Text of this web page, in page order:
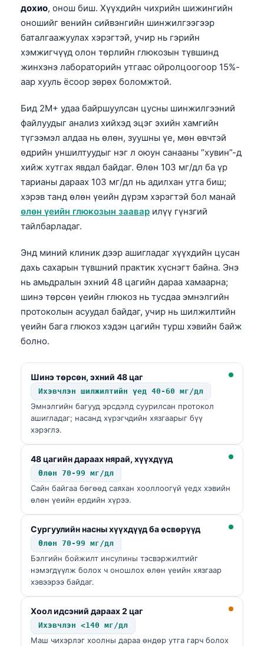
дохио, онош биш. Хүүхдийн чихрийн шижингийн
оношийг венийн сийвэнгийн шинжилгээгээр
баталгаажуулах хэрэгтэй, учир нь гэрийн
хэмжигчүүд олон төрлийн глюкозын түвшинд
жинхэнэ лабораторийн утгаас ойролцоогоор 15%-
аар хууль ёсоор зөрөх боломжтой.
Бид 2M+ удаа байршуулсан цусны шинжилгээний
файлуудыг анализ хийхэд эцэг эхийн хамгийн
түгээмэл алдаа нь өлөн, зуушны үе, мөн өвчтэй
өдрийн уншилтуудыг нэг л оюун санааны “хувин”-д
хийж хутгах явдал байдаг. Өлөн 103 мг/дл ба үр
тарианы дараах 103 мг/дл нь адилхан утга биш;
хэрэв танд өлөн үеийн дүрэм хэрэгтэй бол манай
өлөн үеийн глюкозын заавар илүү гүнзгий
тайлбарладаг.
Энд миний клиник дээр ашигладаг хүүхдийн цусан
дахь сахарын түвшний практик хүснэгт байна. Энэ
нь амьдралын эхний 48 цагийн дараа хамаарна;
шинэ төрсөн үеийн глюкоз нь тусдаа эмнэлгийн
протоколын асуудал байдаг, учир нь шилжилтийн
үеийн бага глюкоз хэдэн цагийн турш хэвийн байж
болно.
Шинэ төрсөн, эхний 48 цаг
Ихэвчлэн шилжилтийн үед 40-60 мг/дл
Эмнэлгийн багууд эрсдэлд суурилсан протокол
ашигладаг; насанд хүрэгчдийн хязгаарыг бүү
хэрэглэ.
48 цагийн дараах нярай, хүүхдүүд
Өлөн 70-99 мг/дл
Сайн байгаа бөгөөд саяхан хооллоогүй үедх хэвийн
өлөн үеийн ердийн хүрээ.
Сургуулийн насны хүүхдүүд ба өсвөрүүд
Өлөн 70-99 мг/дл
Бэлгийн бойжилт инсулины тэсвэржилтийг
нэмэгдүүлж болох ч оношлох өлөн үеийн хязгаар
хэвээрээ байдаг.
Хоол идсэний дараах 2 цаг
Ихэвчлэн <140 мг/дл
Маш чихэрлэг хоолны дараа өндөр утга гарч болох